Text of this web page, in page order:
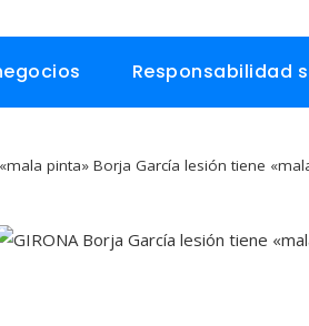
Responsabilidad
pinta» Borja García lesión tiene